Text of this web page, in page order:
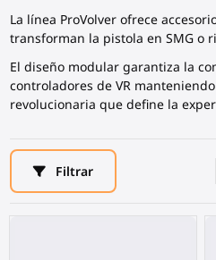
La línea ProVolver ofrece
transforman la pistola en SMG o
El diseño modular garantiza la
controladores de VR
revolucionaria que define la
Filtrar